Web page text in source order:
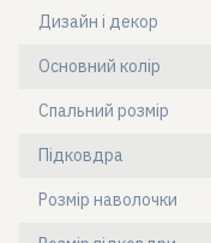
Дизайн і декор
Основний колір
Спальний розмір
Підковдра
Розмір наволочки